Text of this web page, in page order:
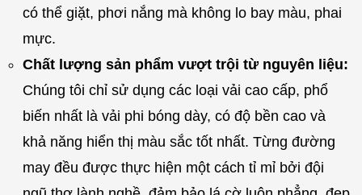
có thể giặt, phơi nắng mà không lo bay màu, phai
mực.
Chất lượng sản phẩm vượt trội từ nguyên liệu:
Chúng tôi chỉ sử dụng các loại vải cao cấp, phổ
biến nhất là vải phi bóng dày, có độ bền cao và
khả năng hiển thị màu sắc tốt nhất. Từng đường
may đều được thực hiện một cách tỉ mỉ bởi đội